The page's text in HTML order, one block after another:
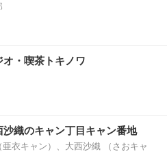
オ・喫茶トキノワ
沙織のキャン丁目キャン番地
衣キャン）、大西沙織 （さおキャ